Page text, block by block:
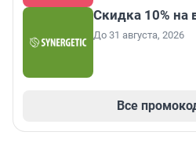
Скидка 10% на
До 31 августа, 2026
Все